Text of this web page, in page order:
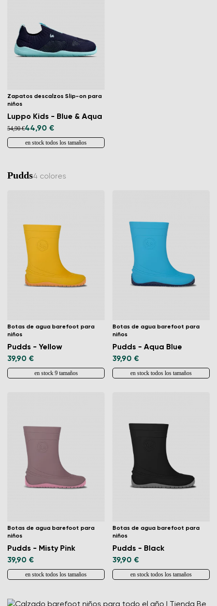
Zapatos descalzos Slip-on para
niños
Luppo Kids - Blue & Aqua
54,90 €44,90 €
en stock todos los tamaños
Pudds4 colores
Botas de agua barefoot para
niños
Pudds - Yellow
39,90 €
en stock 9 tamaños
Botas de agua barefoot para
niños
Pudds - Aqua Blue
39,90 €
en stock todos los tamaños
Botas de agua barefoot para
niños
Pudds - Misty Pink
39,90 €
en stock todos los tamaños
Botas de agua barefoot para
niños
Pudds - Black
39,90 €
en stock todos los tamaños